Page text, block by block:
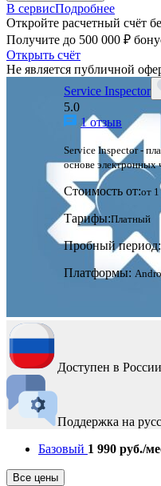
В сервисПодробнее
Откройте расчетный счёт
Получите до 500 000 ₽
Открыть счёт
Не является публичной
Service Inspector
5.0
1 отзыв
Service Inspector -
основе электронных
Стоимость от:от
Тарифы:Платный
Пробный период:
Платформы:
Доступен в России
Поддержка на
Базовый 1 990 руб./
Все цены